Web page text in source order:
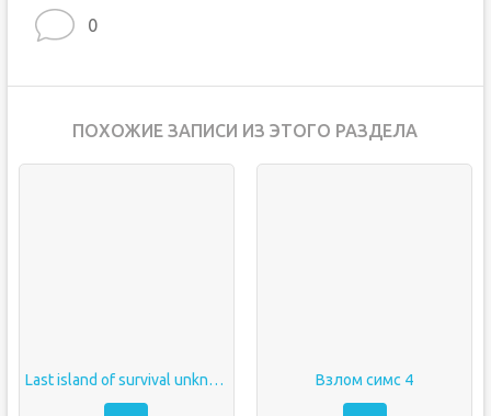
0
ПОХОЖИЕ ЗАПИСИ ИЗ ЭТОГО РАЗДЕЛА
Last island of survival unknown 15 days Взлом симс 4